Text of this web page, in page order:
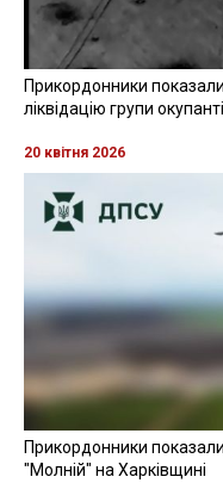
Прикордонники
ліквідацію групи
20 квітня 2026
Прикордонники
"Молній" на Харківщині